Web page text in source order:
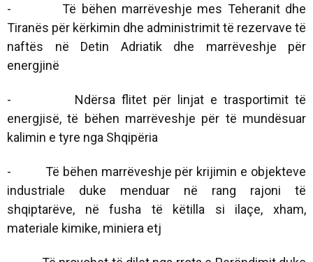
- Të bëhen marrëveshje mes Teheranit dhe
Tiranës për kërkimin dhe administrimit të rezervave të
naftës në Detin Adriatik dhe marrëveshje për
energjinë
- Ndërsa flitet për linjat e trasportimit të
energjisë, të bëhen marrëveshje për të mundësuar
kalimin e tyre nga Shqipëria
- Të bëhen marrëveshje për krijimin e objekteve
industriale duke menduar në rang rajoni të
shqiptarëve, në fusha të këtilla si ilaçe, xham,
materiale kimike, miniera etj